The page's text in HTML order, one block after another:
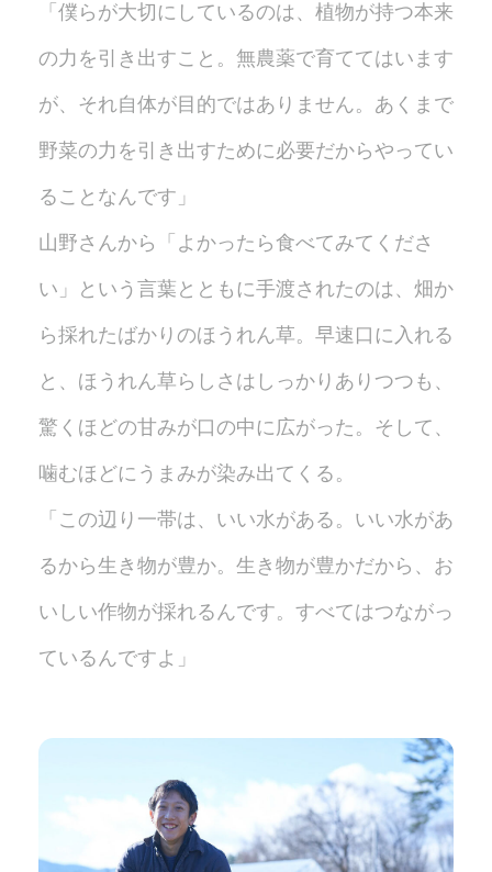
「僕らが大切にしているのは、植物が持つ本来
の力を引き出すこと。無農薬で育ててはいます
が、それ自体が目的ではありません。あくまで
野菜の力を引き出すために必要だからやってい
ることなんです」
山野さんから「よかったら食べてみてくださ
い」という言葉とともに手渡されたのは、畑か
ら採れたばかりのほうれん草。早速口に入れる
と、ほうれん草らしさはしっかりありつつも、
驚くほどの甘みが口の中に広がった。そして、
噛むほどにうまみが染み出てくる。
「この辺り一帯は、いい水がある。いい水があ
るから生き物が豊か。生き物が豊かだから、お
いしい作物が採れるんです。すべてはつながっ
ているんですよ」